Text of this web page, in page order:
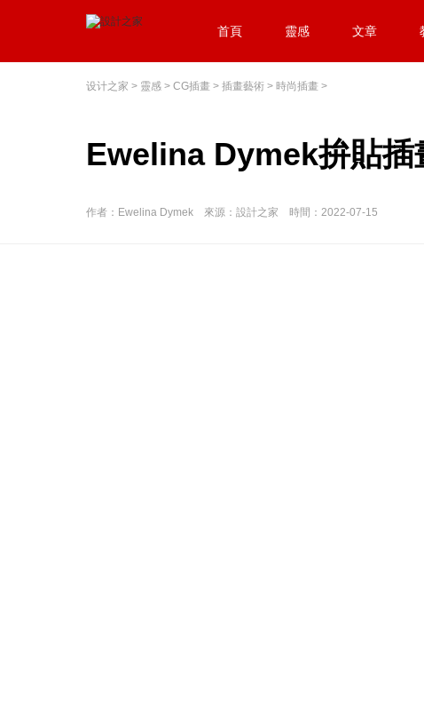
首頁 靈感 文章
设计之家 > 靈感 > CG插畫 > 插畫藝術 > 時尚插畫 >
Ewelina Dymek拚貼插
作者：Ewelina Dymek 來源：設計之家 時間：2022-07-15